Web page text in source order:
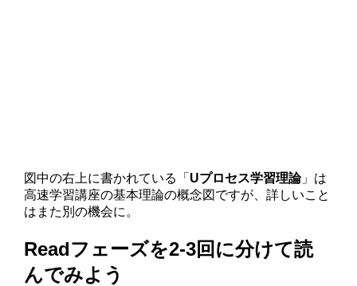
図中の右上に書かれている「 Uプロセス学習理論」は
高速学習講座の基本理論の概念図ですが、詳しいこと
はまた別の機会に。
Readフェーズを2-3回に分けて読
んでみよう